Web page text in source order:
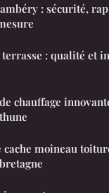
: sécurité,
: qualité et
chauffage
moineau